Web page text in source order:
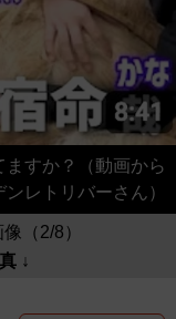
すか？（動画から
レトリバーさん）
（2/8）
↓